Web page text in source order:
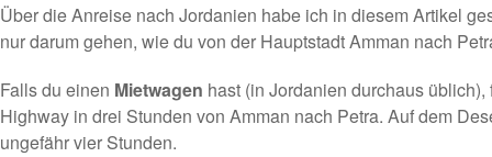
Über die Anreise nach Jordanien habe ich in diesem Artikel
nur darum gehen, wie du von der Hauptstadt Amman nach
Falls du einen Mietwagen hast (in Jordanien durchaus üblich),
Highway in drei Stunden von Amman nach Petra. Auf dem
ungefähr vier Stunden.